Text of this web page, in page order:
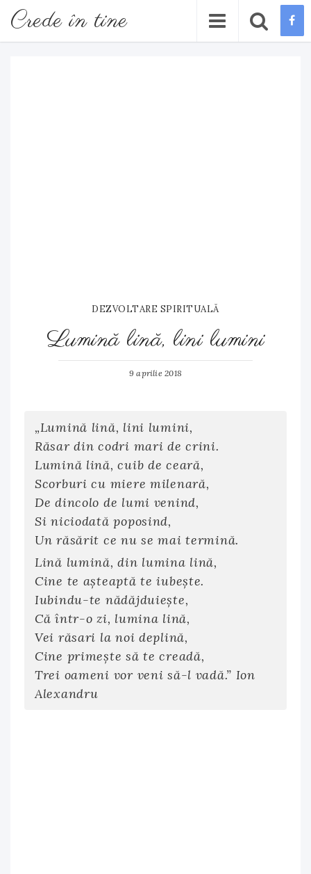
Crede în tine
DEZVOLTARE SPIRITUALĂ
Lumină lină, lini lumini
9 aprilie 2018
„Lumină lină, lini lumini,
Răsar din codri mari de crini.
Lumină lină, cuib de ceară,
Scorburi cu miere milenară,
De dincolo de lumi venind,
Si niciodată poposind,
Un răsărit ce nu se mai termină.
Lină lumină, din lumina lină,
Cine te așteaptă te iubește.
Iubindu-te nădăjduiește,
Că într-o zi, lumina lină,
Vei răsari la noi deplină,
Cine primește să te creadă,
Trei oameni vor veni să-l vadă.” Ion
Alexandru